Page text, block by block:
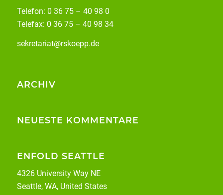
Telefon: 0 36 75 – 40 98 0
Telefax: 0 36 75 – 40 98 34
sekretariat@rskoepp.de
ARCHIV
NEUESTE KOMMENTARE
ENFOLD SEATTLE
4326 University Way NE
Seattle, WA, United States